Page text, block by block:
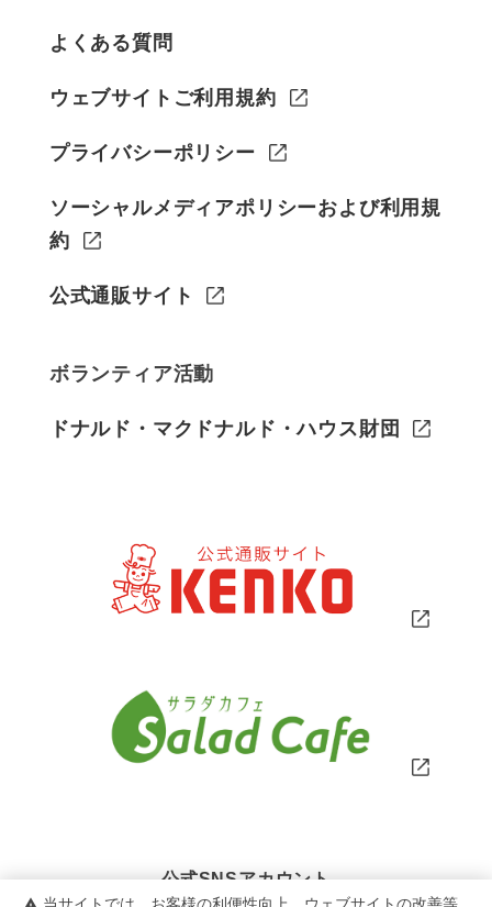
よくある質問
ウェブサイトご利用規約
プライバシーポリシー
ソーシャルメディアポリシーおよび利用規
約
公式通販サイト
ボランティア活動
ドナルド・マクドナルド・ハウス財団
公式SNSアカウント